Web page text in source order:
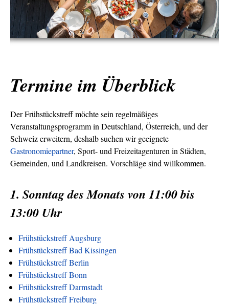
Termine im Überblick
Der Frühstückstreff möchte sein regelmäßiges
Veranstaltungsprogramm in Deutschland, Österreich, und der
Schweiz erweitern, deshalb suchen wir geeignete
Gastronomiepartner, Sport- und Freizeitagenturen in Städten,
Gemeinden, und Landkreisen. Vorschläge sind willkommen.
1. Sonntag des Monats von 11:00 bis
13:00 Uhr
Frühstückstreff Augsburg
Frühstückstreff Bad Kissingen
Frühstückstreff Berlin
Frühstückstreff Bonn
Frühstückstreff Darmstadt
Frühstückstreff Freiburg